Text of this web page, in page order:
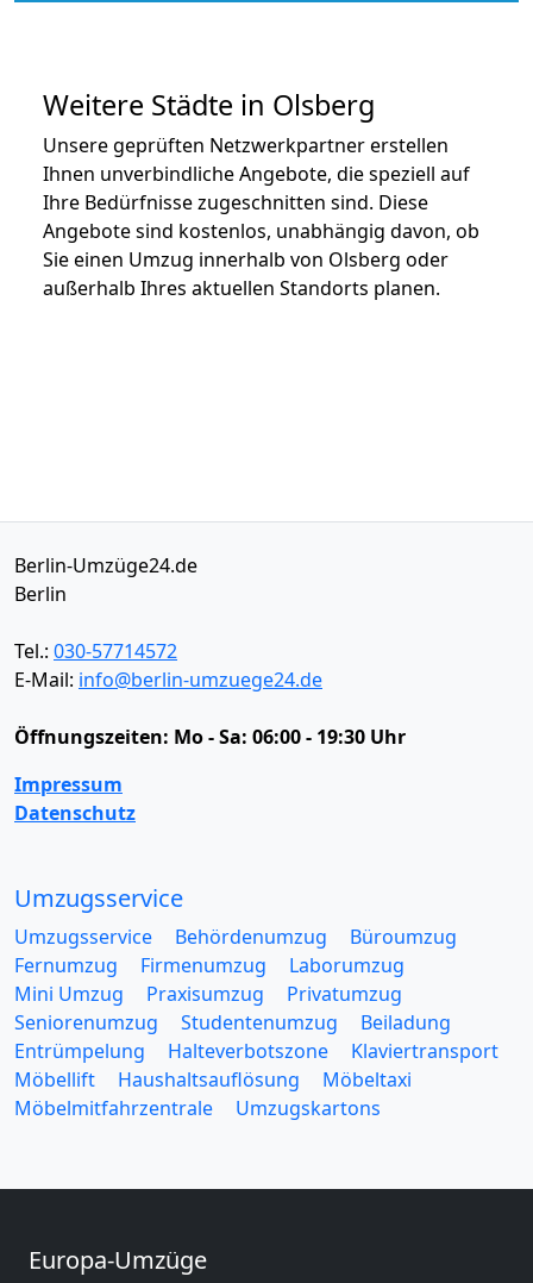
Weitere Städte in Olsberg
Unsere geprüften Netzwerkpartner erstellen
Ihnen unverbindliche Angebote, die speziell auf
Ihre Bedürfnisse zugeschnitten sind. Diese
Angebote sind kostenlos, unabhängig davon, ob
Sie einen Umzug innerhalb von Olsberg oder
außerhalb Ihres aktuellen Standorts planen.
Berlin-Umzüge24.de
Berlin
Tel.: 030-57714572
E-Mail: info@berlin-umzuege24.de
Öffnungszeiten: Mo - Sa: 06:00 - 19:30 Uhr
Impressum
Datenschutz
Umzugsservice
Umzugsservice Behördenumzug
Büroumzug
Fernumzug
Firmenumzug
Laborumzug
Mini Umzug
Praxisumzug
Privatumzug
Seniorenumzug
Studentenumzug
Beiladung
Entrümpelung
Halteverbotszone
Klaviertransport
Möbellift
Haushaltsauflösung
Möbeltaxi
Möbelmitfahrzentrale
Umzugskartons
Europa-Umzüge